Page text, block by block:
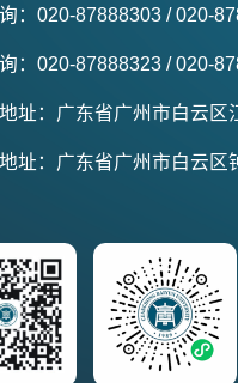
：020-87888303 / 020-
：020-87888323 / 020-
址：广东省广州市白云区
址：广东省广州市白云区